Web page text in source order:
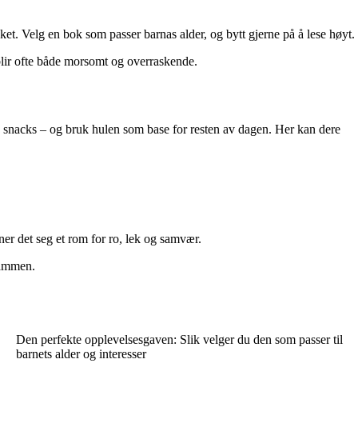
Velg en bok som passer barnas alder, og bytt gjerne på å lese høyt.
ofte både morsomt og overraskende.
– og bruk hulen som base for resten av dagen. Her kan dere
det seg et rom for ro, lek og samvær.
Den perfekte opplevelsesgaven: Slik velger du den som passer til
barnets alder og interesser